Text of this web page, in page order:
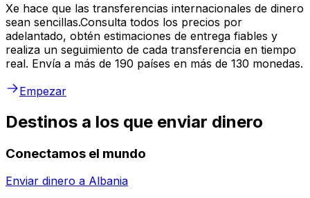
Xe hace que las transferencias internacionales de dinero
sean sencillas.Consulta todos los precios por
adelantado, obtén estimaciones de entrega fiables y
realiza un seguimiento de cada transferencia en tiempo
real. Envía a más de 190 países en más de 130 monedas.
Empezar
Destinos a los que enviar dinero
Conectamos el mundo
Enviar dinero a Albania